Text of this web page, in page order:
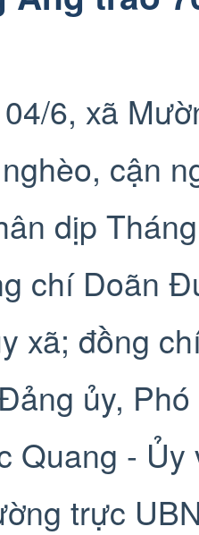
6, xã
cận
dịp
chí Doãn
xã; đồng
ủy,
Quang -
trực